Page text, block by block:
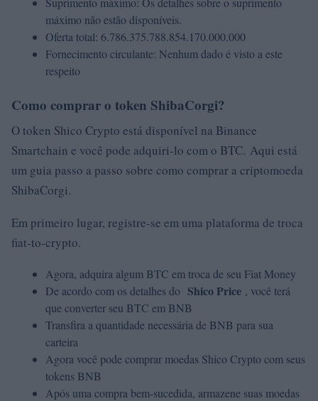
máximo não estão disponíveis.
Oferta total: 6.786.375.788.854.170.000.000
Fornecimento circulante: Nenhum dado é visto a este
respeito
Como comprar o token ShibaCorgi?
O token Shico Crypto está disponível na Binance
Smartchain e você pode adquiri-lo com o BTC. Aqui está
um guia passo a passo sobre como comprar a criptomoeda
ShibaCorgi.
Em primeiro lugar, registre-se em uma plataforma de troca
fiat-to-crypto.
Agora, adquira algum BTC em troca de seu Fiat Money
De acordo com os detalhes do Shico Price , você terá
que converter seu BTC em BNB
Transfira a quantidade necessária de BNB para sua
carteira
Agora você pode comprar moedas Shico Crypto com seus
tokens BNB
Após uma compra bem-sucedida, armazene suas moedas